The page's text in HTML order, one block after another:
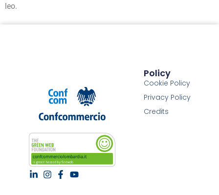
leo.
Policy
Cookie Policy
Privacy Policy
Credits